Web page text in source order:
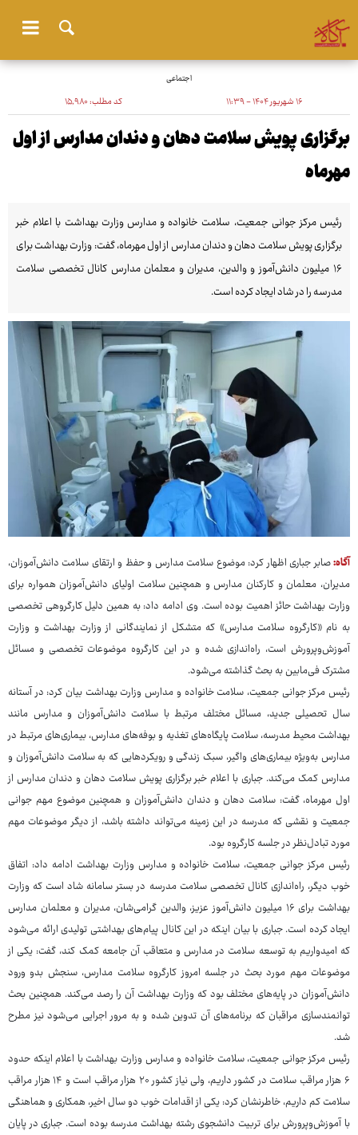
اجتماعی
۱۶ شهریور ۱۴۰۴ - ۱۱:۳۹ کد مطلب:۱۵٬۹۸۰
برگزاری پویش سلامت دهان و دندان مدارس از اول
مهرماه
رئیس مرکز جوانی جمعیت، سلامت خانواده و مدارس وزارت بهداشت با اعلام خبر
برگزاری پویش سلامت دهان و دندان مدارس از اول مهرماه، گفت: وزارت بهداشت برای
۱۶ میلیون دانش‌آموز و والدین، مدیران و معلمان مدارس کانال تخصصی سلامت
مدرسه را در شاد ایجاد کرده است.
آگاه:صابر جباری اظهار کرد: موضوع سلامت مدارس و حفظ و ارتقای سلامت دانش‌آموزان،
مدیران، معلمان و کارکنان مدارس و همچنین سلامت اولیای دانش‌آموزان همواره برای
وزارت بهداشت حائز اهمیت بوده است. وی ادامه داد: به همین دلیل کارگروهی تخصصی
به نام «کارگروه سلامت مدارس» که متشکل از نمایندگانی از وزارت بهداشت و وزارت
آموزش‌وپرورش است، راه‌اندازی شده و در این کارگروه موضوعات تخصصی و مسائل
مشترک فی‌مابین به بحث گذاشته می‌شود.
رئیس مرکز جوانی جمعیت، سلامت خانواده و مدارس وزارت بهداشت بیان کرد: در آستانه
سال تحصیلی جدید، مسائل مختلف مرتبط با سلامت دانش‌آموزان و مدارس مانند
بهداشت محیط مدرسه، سلامت پایگاه‌های تغذیه و بوفه‌های مدارس، بیماری‌های مرتبط در
مدارس به‌ویژه بیماری‌های واگیر، سبک زندگی و رویکردهایی که به سلامت دانش‌آموزان و
مدارس کمک می‌کند. جباری با اعلام خبر برگزاری پویش سلامت دهان و دندان مدارس از
اول مهرماه، گفت: سلامت دهان و دندان دانش‌آموزان و همچنین موضوع مهم جوانی
جمعیت و نقشی که مدرسه در این زمینه می‌تواند داشته باشد، از دیگر موضوعات مهم
مورد تبادل‌نظر در جلسه کارگروه بود.
رئیس مرکز جوانی جمعیت، سلامت خانواده و مدارس وزارت بهداشت ادامه داد: اتفاق
خوب دیگر، راه‌اندازی کانال تخصصی سلامت مدرسه در بستر سامانه شاد است که وزارت
بهداشت برای ۱۶ میلیون دانش‌آموز عزیز، والدین گرامی‌شان، مدیران و معلمان مدارس
ایجاد کرده است. جباری با بیان اینکه در این کانال پیام‌های بهداشتی تولیدی ارائه می‌شود
که امیدواریم به توسعه سلامت در مدارس و متعاقب آن جامعه کمک کند، گفت: یکی از
موضوعات مهم مورد بحث در جلسه امروز کارگروه سلامت مدارس، سنجش بدو ورود
دانش‌آموزان در پایه‌های مختلف بود که وزارت بهداشت آن را رصد می‌کند. همچنین بحث
توانمندسازی مراقبان که برنامه‌های آن تدوین شده و به مرور اجرایی می‌شود نیز مطرح
شد.
رئیس مرکز جوانی جمعیت، سلامت خانواده و مدارس وزارت بهداشت با اعلام اینکه حدود
۶ هزار مراقب سلامت در کشور داریم، ولی نیاز کشور ۲۰ هزار مراقب است و ۱۴ هزار مراقب
سلامت کم داریم، خاطرنشان کرد: یکی از اقدامات خوب دو سال اخیر، همکاری و هماهنگی
با آموزش‌وپرورش برای تربیت دانشجوی رشته بهداشت مدرسه بوده است. جباری در پایان